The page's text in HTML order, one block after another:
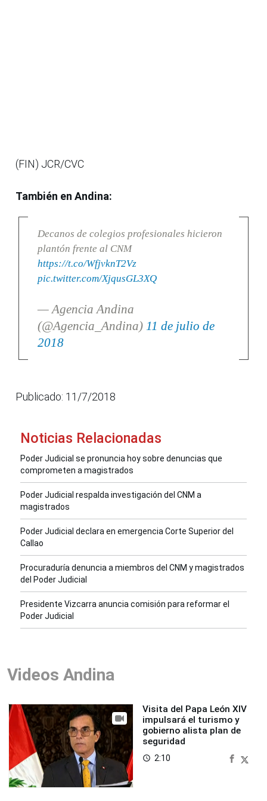
(FIN) JCR/CVC
También en Andina:
Decanos de colegios profesionales hicieron
plantón frente al CNM
https://t.co/WfjvknT2Vz
pic.twitter.com/XjqusGL3XQ
— Agencia Andina
(@Agencia_Andina) 11 de julio de
2018
Publicado: 11/7/2018
Noticias Relacionadas
Poder Judicial se pronuncia hoy sobre denuncias que
comprometen a magistrados
Poder Judicial respalda investigación del CNM a
magistrados
Poder Judicial declara en emergencia Corte Superior del
Callao
Procuraduría denuncia a miembros del CNM y magistrados
del Poder Judicial
Presidente Vizcarra anuncia comisión para reformar el
Poder Judicial
Videos Andina
Visita del Papa León XIV
impulsará el turismo y
gobierno alista plan de
seguridad
access_time 2:10